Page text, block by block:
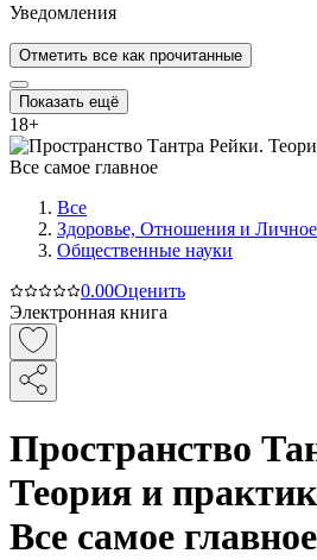
Уведомления
Отметить все как прочитанные
Показать ещё
18+
Все
Здоровье, Отношения и Личное
Общественные науки
0.00Оценить
Электронная книга
Пространство
Теория и
Все самое главное